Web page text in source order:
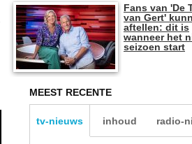
Fans van 'De
van Gert'
aftellen: dit is
wanneer het
seizoen start
MEEST RECENTE
tv-nieuws inhoud radio-